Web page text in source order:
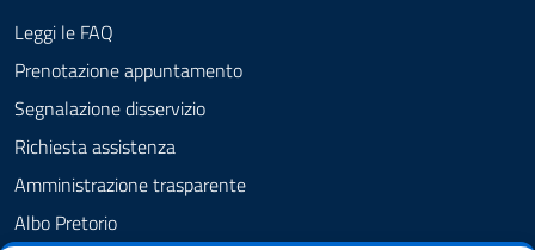
Leggi le FAQ
Prenotazione appuntamento
Segnalazione disservizio
Richiesta assistenza
Amministrazione trasparente
Albo Pretorio